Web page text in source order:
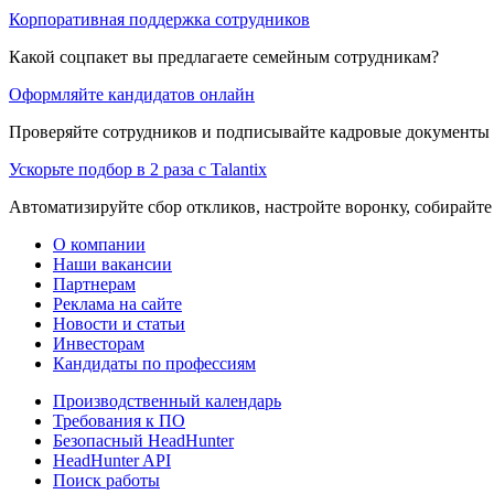
Корпоративная поддержка сотрудников
Какой соцпакет вы предлагаете семейным сотрудникам?
Оформляйте кандидатов онлайн
Проверяйте сотрудников и подписывайте кадровые
Ускорьте подбор в 2 раза с Talantix
Автоматизируйте сбор откликов, настройте воронку,
О компании
Наши вакансии
Партнерам
Реклама на сайте
Новости и статьи
Инвесторам
Кандидаты по профессиям
Производственный календарь
Требования к ПО
Безопасный HeadHunter
HeadHunter API
Поиск работы